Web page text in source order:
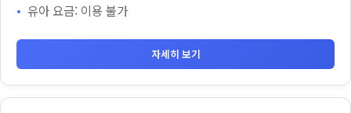
유아 요금: 이용 불가
자세히 보기